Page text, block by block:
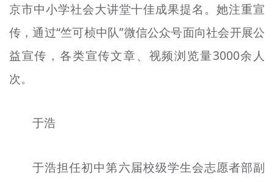
京市中小学社会大讲堂十佳成果提名。她注重宣
传，通过“竺可桢中队”微信公众号面向社会开展公
益宣传，各类宣传文章、视频浏览量3000余人
次。
于浩
于浩担任初中第六届校级学生会志愿者部副